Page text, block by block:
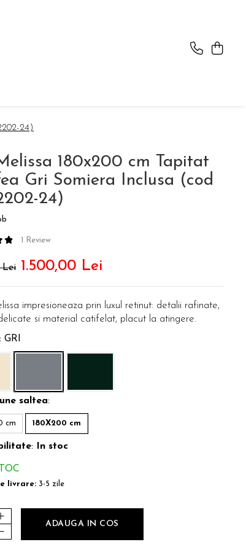
24)
180x200 cm Tapitat
Gri Somiera Inclusa (cod
24)
1 Review
Lei 1.500,00 Lei
impresioneaza prin luxul retinut: detalii rafinate,
si material catifelat, placut la atingere.
: GRI
saltea:
cm 180X200 cm
: In stoc
livrare: 3-5 zile
ADAUGA IN COS